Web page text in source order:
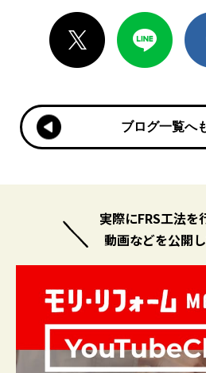
ブログ一覧へ
ブログ一覧へ
実際にFRS工法を
動画などを公開